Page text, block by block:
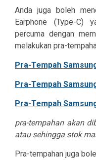
Anda juga boleh
Earphone (Type-C)
percuma dengan
melakukan pra-
Pra-Tempah
Pra-Tempah
Pra-Tempah
pra-tempahan akan
atau sehingga stok
Pra-tempahan juga